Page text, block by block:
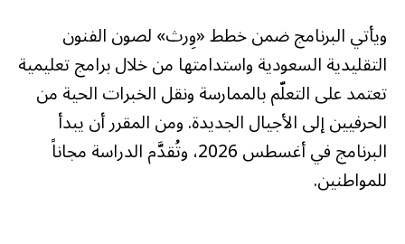
ويأتي البرنامج ضمن خطط «وِرث» لصون الفنون
التقليدية السعودية واستدامتها من خلال برامج تعليمية
تعتمد على التعلّم بالممارسة ونقل الخبرات الحية من
الحرفيين إلى الأجيال الجديدة. ومن المقرر أن يبدأ
البرنامج في أغسطس 2026، وتُقدَّم الدراسة مجاناً
للمواطنين.